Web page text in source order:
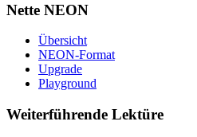
Nette NEON
Übersicht
NEON-Format
Upgrade
Playground
Weiterführende Lektüre